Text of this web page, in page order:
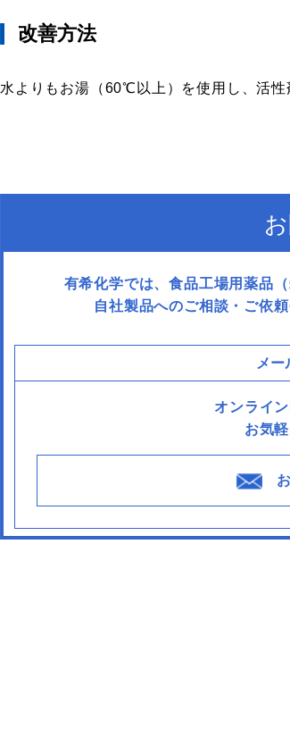
改善方法
水よりもお湯（60℃以上）を使用し、活性
有希化学では、食品工場用薬品
自社製品へのご相談・ご依
メー
オンライ
お気